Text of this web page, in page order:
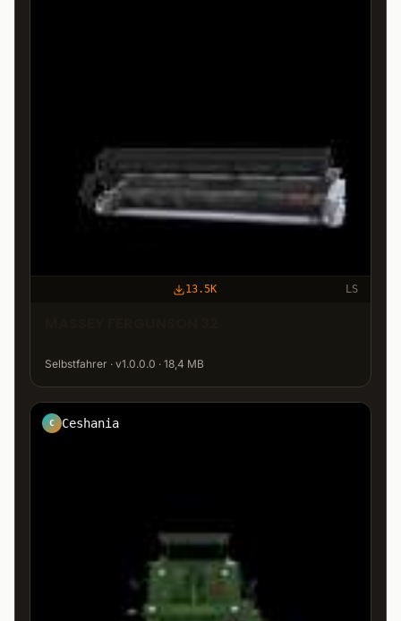
13.5K LS
Selbstfahrer · v1.0.0.0 · 18,4 MB
C Ceshania